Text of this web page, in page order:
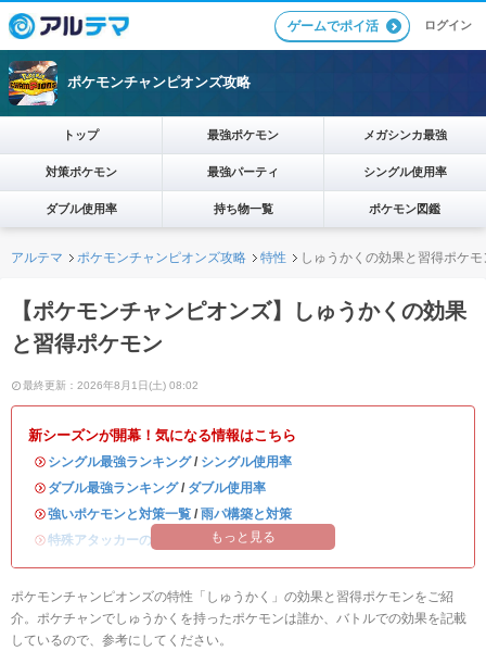
ゲームでポイ活 ログイン
ポケモンチャンピオンズ攻略
トップ 最強ポケモン メガシンカ最強
対策ポケモン 最強パーティ シングル使用率
ダブル使用率 持ち物一覧 ポケモン図鑑
アルテマ ポケモンチャンピオンズ攻略 特性 しゅうかくの効果と習得ポケモ
【ポケモンチャンピオンズ】しゅうかくの効果
と習得ポケモン
最終更新：2026年8月1日(土) 08:02
新シーズンが開幕！気になる情報はこちら
・ シングル最強ランキング/ シングル使用率
・ ダブル最強ランキング/ ダブル使用率
・強いポケモンと対策一覧 / 雨パ構築と対策
・特殊アタッカーのおすすめランキング
もっと見る
ポケモンチャンピオンズの特性「しゅうかく」の効果と習得ポケモンをご紹
介。ポケチャンでしゅうかくを持ったポケモンは誰か、バトルでの効果を記載
しているので、参考にしてください。